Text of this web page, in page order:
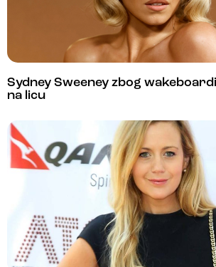
Sydney Sweeney zbog
na licu